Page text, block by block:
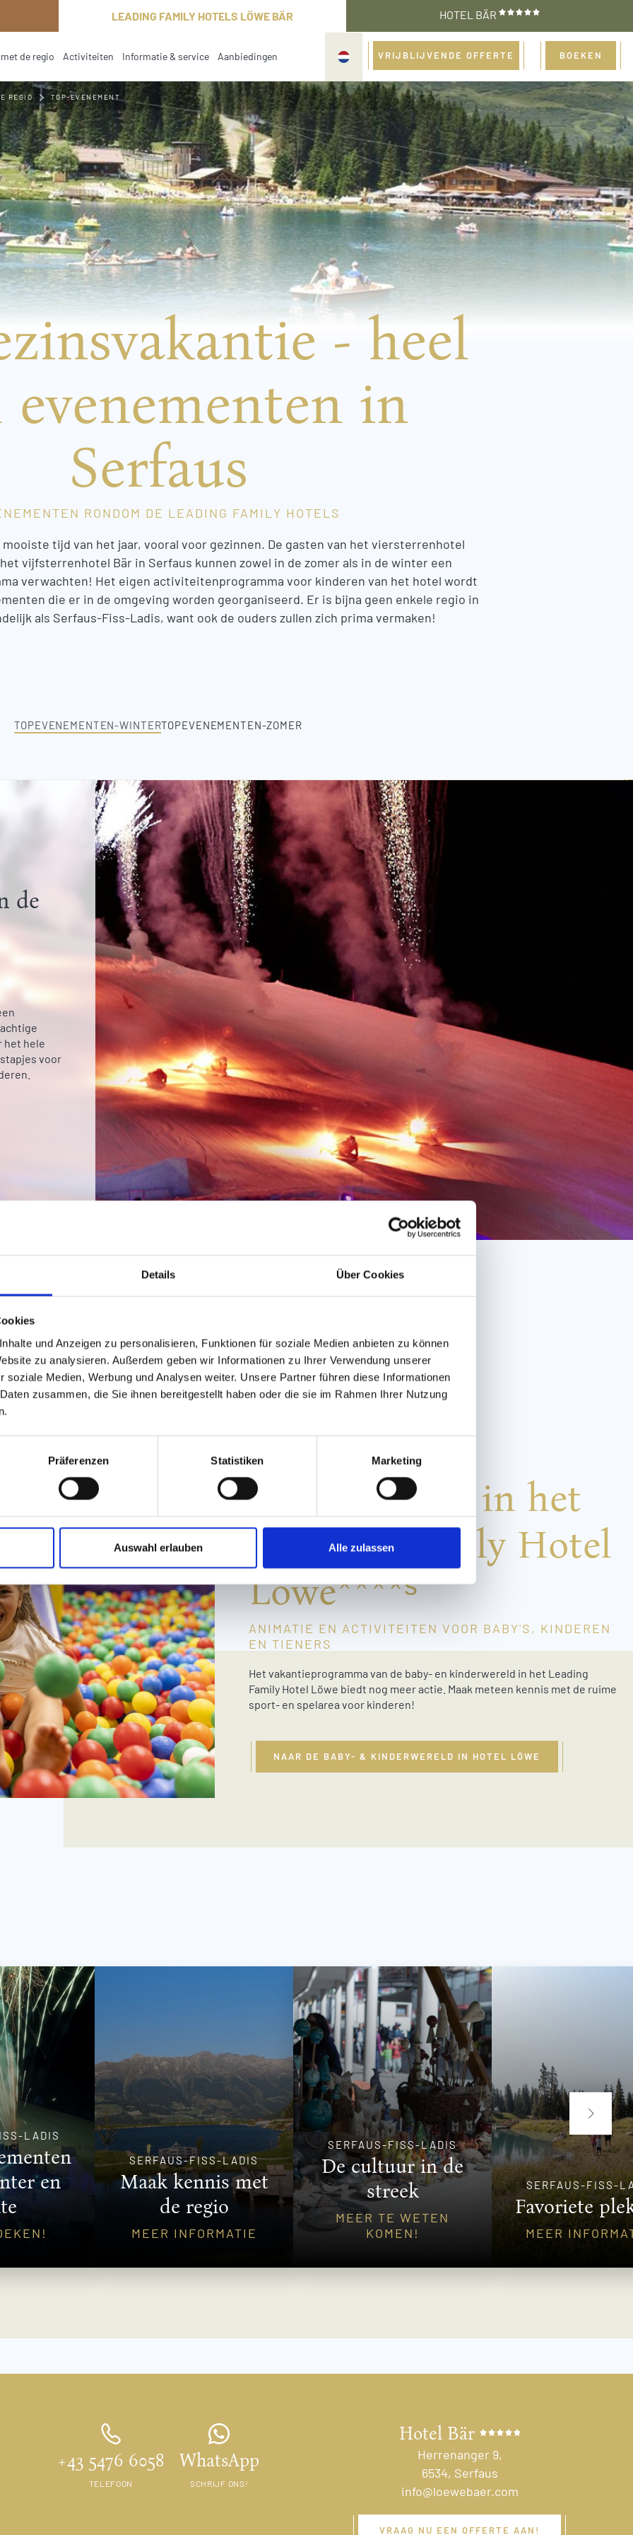
Details Über Cookies
und Anzeigen zu personalisieren, Funktionen für soziale Medien anbieten zu können
zu analysieren. Außerdem geben wir Informationen zu Ihrer Verwendung unserer
soziale Medien, Werbung und Analysen weiter. Unsere Partner führen diese Informationen
zusammen, die Sie ihnen bereitgestellt haben oder die sie im Rahmen Ihrer Nutzung
Präferenzen Statistiken Marketing
Auswahl erlauben Alle zulassen
LEADING FAMILY HOTELS LÖWE BÄR HOTEL BÄR
de regio Activiteiten Informatie & service Aanbiedingen VRIJBLIJVENDE OFFERTE BOEKEN
REGIO TOP-EVENEMENT
- heel
evenementen in
Serfaus
RONDOM DE LEADING FAMILY HOTELS
mooiste tijd van het jaar, vooral voor gezinnen. De gasten van het viersterrenhotel
vijfsterrenhotel Bär in Serfaus kunnen zowel in de zomer als in de winter een
verwachten! Het eigen activiteitenprogramma voor kinderen van het hotel wordt
die er in de omgeving worden georganiseerd. Er is bijna geen enkele regio in
als Serfaus-Fiss-Ladis, want ook de ouders zullen zich prima vermaken!
TOPEVENEMENTEN-WINTERTOPEVENEMENTEN-ZOMER
de
het hele
voor
Baby- en
kinderwereld in het
Leading Family Hotel
Löwe****ˢ
ANIMATIE EN ACTIVITEITEN VOOR BABY'S, KINDEREN
EN TIENERS
Het vakantieprogramma van de baby- en kinderwereld in het Leading
Family Hotel Löwe biedt nog meer actie. Maak meteen kennis met de ruime
sport- en spelarea voor kinderen!
NAAR DE BABY- & KINDERWERELD IN HOTEL LÖWE
LADIS
en
SERFAUS-FISS-LADIS
Maak kennis met
de regio
MEER INFORMATIE
SERFAUS-FISS-LADIS
De cultuur in de
streek
MEER TE WETEN
KOMEN!
SERFAUS-FISS-
Favoriete
MEER
+43 5476 6058
TELEFOON
WhatsApp
SCHRIJF ONS!
Hotel Bär
Herrenanger 9,
6534, Serfaus
info@loewebaer.com
VRAAG NU EEN OFFERTE AAN!